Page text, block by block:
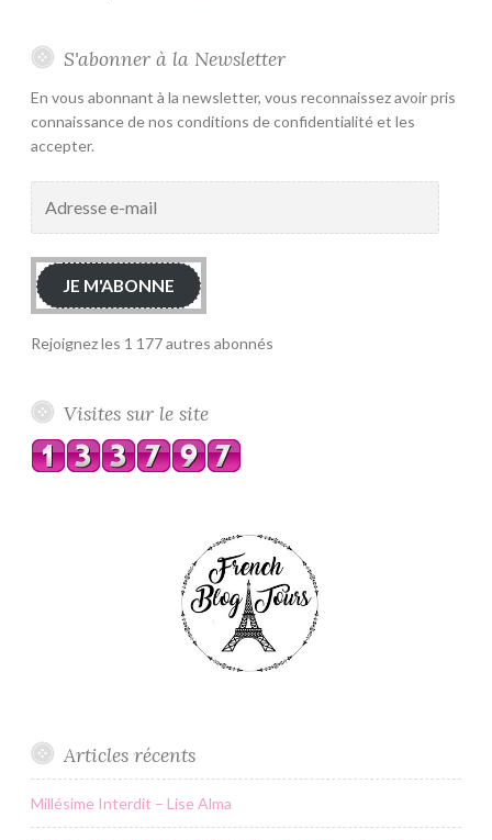
S'abonner à la Newsletter
En vous abonnant à la newsletter, vous reconnaissez avoir pris
connaissance de nos conditions de confidentialité et les
accepter.
mail
JE M'ABONNE
Rejoignez les 1 177 autres abonnés
Visites sur le site
Articles récents
Millésime Interdit – Lise Alma